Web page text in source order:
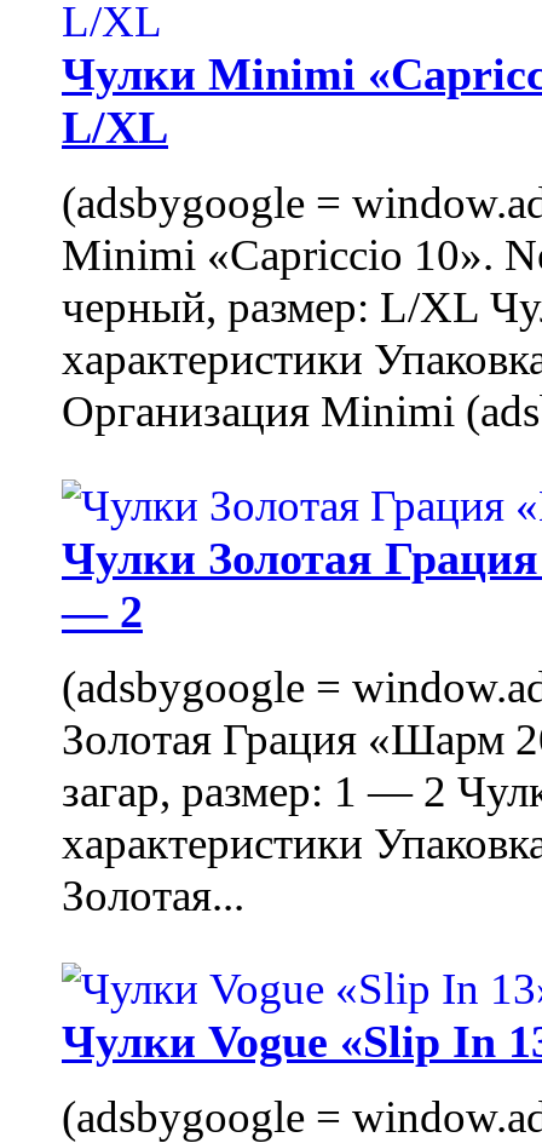
Чулки Minimi
L/XL
(adsbygoogle =
Minimi «Capriccio 10».
черный, размер: L/XL
характеристики
Организация Minimi
Чулки Золотая
— 2
(adsbygoogle =
Золотая Грация «Шарм
загар, размер: 1 — 2
характеристики
Золотая...
Чулки Vogue «Slip In
(adsbygoogle =